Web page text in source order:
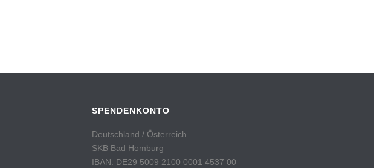
SPENDENKONTO
Deutschland / Österreich
SKB Bad Homburg
IBAN: DE29 5009 2100 0001 4537 00